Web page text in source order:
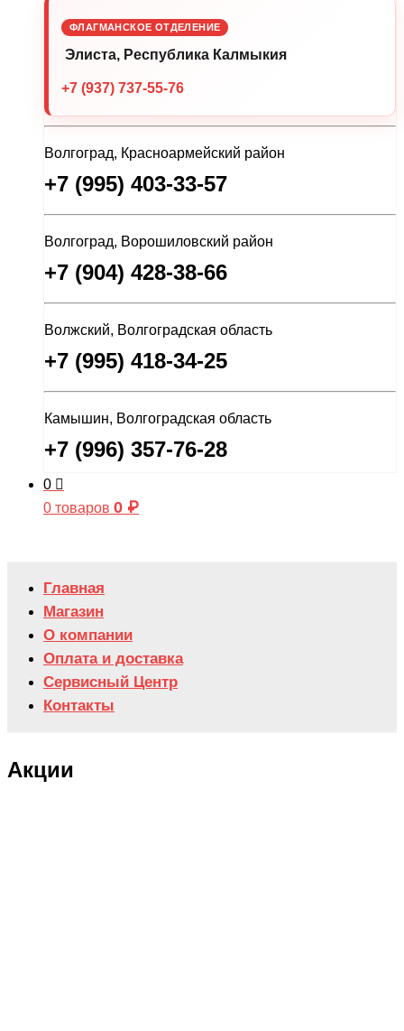
ФЛАГМАНСКОЕ ОТДЕЛЕНИЕ
Элиста, Республика Калмыкия
+7 (937) 737-55-76
Волгоград, Красноармейский район
+7 (995) 403-33-57
Волгоград, Ворошиловский район
+7 (904) 428-38-66
Волжский, Волгоградская область
+7 (995) 418-34-25
Камышин, Волгоградская область
+7 (996) 357-76-28
0
0 товаров 0 ₽
Главная
Магазин
О компании
Оплата и доставка
Сервисный Центр
Контакты
Акции